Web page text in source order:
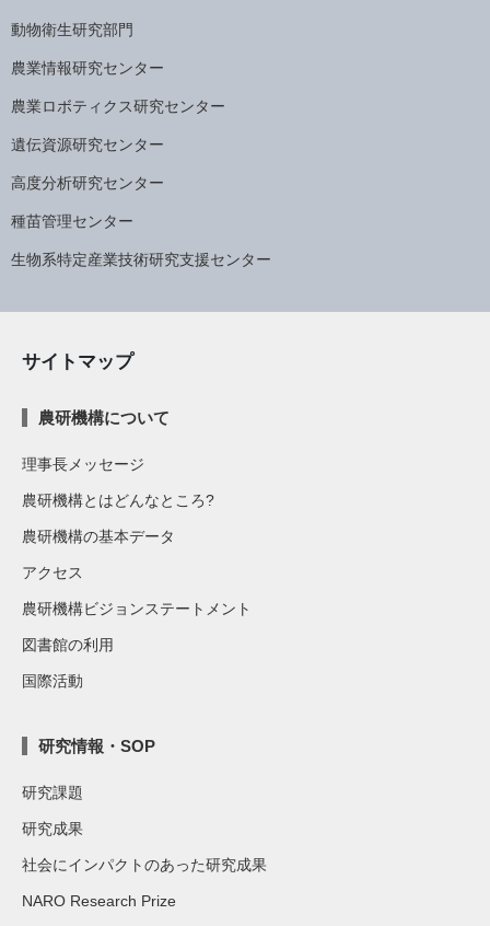
動物衛生研究部門
農業情報研究センター
農業ロボティクス研究センター
遺伝資源研究センター
高度分析研究センター
種苗管理センター
生物系特定産業技術研究支援センター
サイトマップ
農研機構について
理事長メッセージ
農研機構とはどんなところ?
農研機構の基本データ
アクセス
農研機構ビジョンステートメント
図書館の利用
国際活動
研究情報・SOP
研究課題
研究成果
社会にインパクトのあった研究成果
NARO Research Prize